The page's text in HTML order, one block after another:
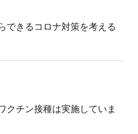
きるコロナ対策を考える
クチン接種は実施していま